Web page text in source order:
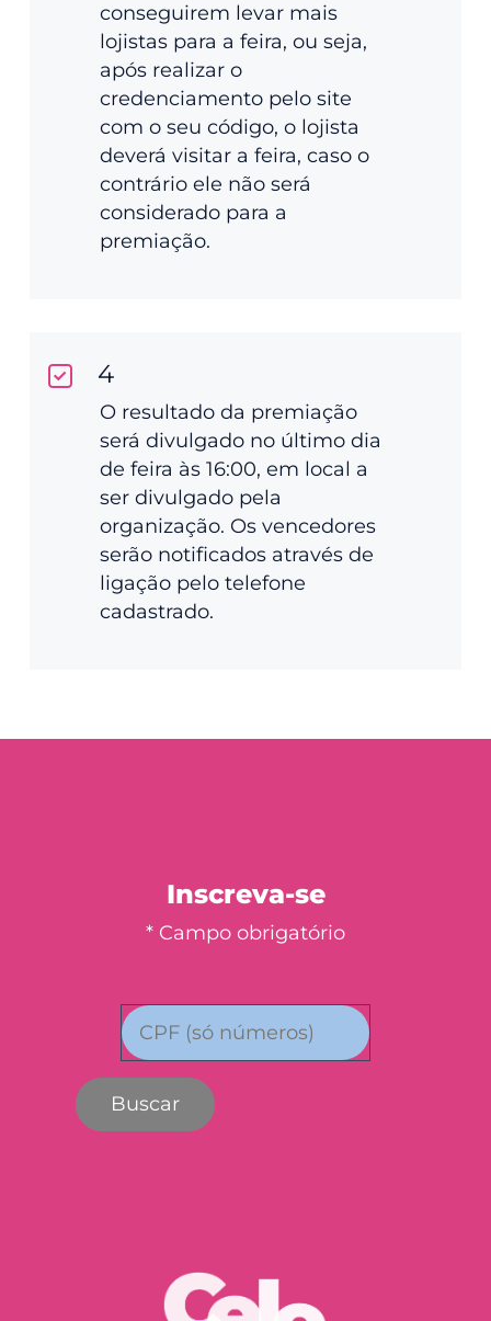
conseguirem levar mais
lojistas para a feira, ou seja,
após realizar o
credenciamento pelo site
com o seu código, o lojista
deverá visitar a feira, caso o
contrário ele não será
considerado para a
premiação.
4
O resultado da premiação
será divulgado no último dia
de feira às 16:00, em local a
ser divulgado pela
organização. Os vencedores
serão notificados através de
ligação pelo telefone
cadastrado.
Inscreva-se
* Campo obrigatório
Buscar